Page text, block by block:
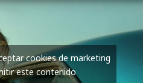
cookies de marketing
este contenido